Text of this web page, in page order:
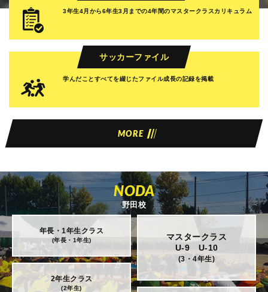
3年生4月から6年生3月までの4年間のマスタークラスカリキュラム
サッカーファイル
学んだことすべてを綴じたファイル成長の記録を掲載
MORE
NODA
野田校
年長・1年生クラス
(年長・1年生)
2年生クラス
(2年生)
マスタークラス
U-9 U-10
(3・4年生)